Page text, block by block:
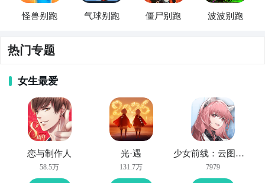
怪兽别跑 气球别跑 僵尸别跑 波波别跑
热门专题
女生最爱
恋与制作人
58.5万
光·遇
131.7万
少女前线：云图计划
7979